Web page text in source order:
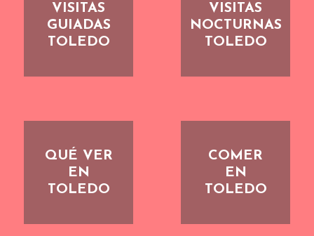
VISITAS
GUIADAS
TOLEDO
VISITAS
NOCTURNAS
TOLEDO
QUÉ VER
EN
TOLEDO
COMER
EN
TOLEDO